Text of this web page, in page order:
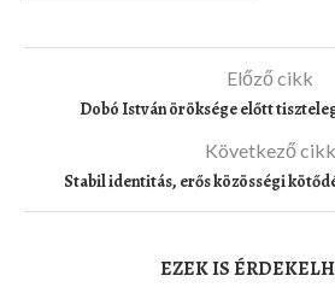
Előző cikk
Dobó István öröksége előtt
Következő cikk
Stabil identitás, erős közösségi
EZEK IS